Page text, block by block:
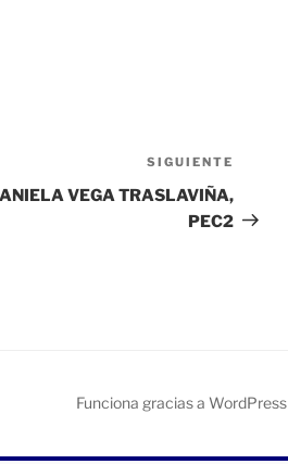
SIGUIENTE
VEGA TRASLAVIÑA,
PEC2
Funciona gracias a WordPress